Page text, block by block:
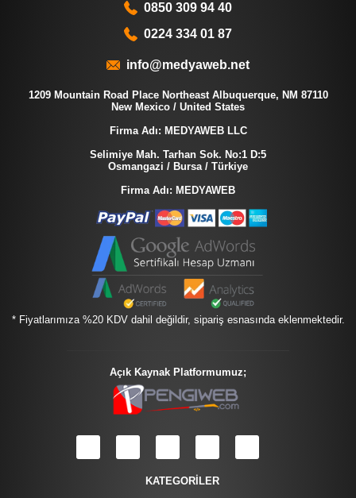
0850 309 94 40
0224 334 01 87
info@medyaweb.net
1209 Mountain Road Place Northeast Albuquerque, NM 87110
New Mexico / United States
Firma Adı: MEDYAWEB LLC
Selimiye Mah. Tarhan Sok. No:1 D:5
Osmangazi / Bursa / Türkiye
Firma Adı: MEDYAWEB
* Fiyatlarımıza %20 KDV dahil değildir, sipariş esnasında eklenmektedir.
Açık Kaynak Platformumuz;
KATEGORİLER